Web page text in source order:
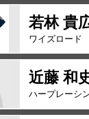
若林 貴
ワイズロード
近藤 和
ハープレーシ